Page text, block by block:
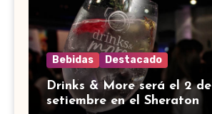
Bebidas Destacado
Drinks & More será el 2 de
setiembre en el Sheraton